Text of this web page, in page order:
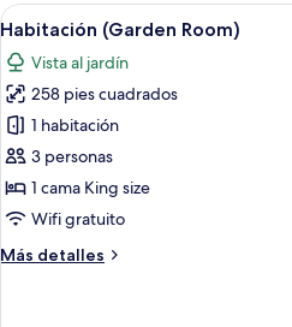
Abrir
todas
las
fotos
de
Habitación
(Garden
Room)
4
Habitación (Garden Room)
Vista al jardín
258 pies cuadrados
1 habitación
3 personas
1 cama King size
Wifi gratuito
Más detalles
Más